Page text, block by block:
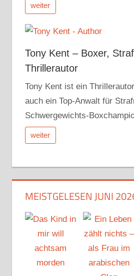
weiter
Tony Kent – Boxer,
Thrillerautor
Tony Kent ist ein
auch ein Top-Anwalt für
Schwergewichts-
weiter
MEISTGELESEN JUNI